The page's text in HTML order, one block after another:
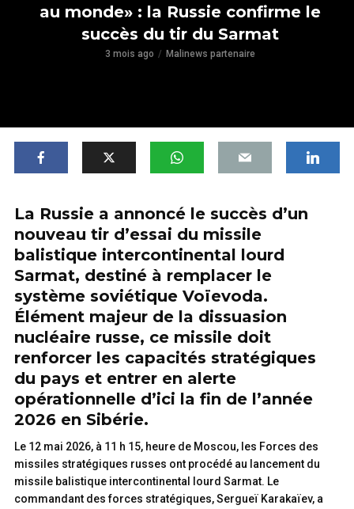
au monde» : la Russie confirme le
succès du tir du Sarmat
3 mois ago Malinews partenaire
La Russie a annoncé le succès d’un
nouveau tir d’essai du missile
balistique intercontinental lourd
Sarmat, destiné à remplacer le
système soviétique Voïevoda.
Élément majeur de la dissuasion
nucléaire russe, ce missile doit
renforcer les capacités stratégiques
du pays et entrer en alerte
opérationnelle d’ici la fin de l’année
2026 en Sibérie.
Le 12 mai 2026, à 11 h 15, heure de Moscou, les Forces des
missiles stratégiques russes ont procédé au lancement du
missile balistique intercontinental lourd Sarmat. Le
commandant des forces stratégiques, Sergueï Karakaïev, a